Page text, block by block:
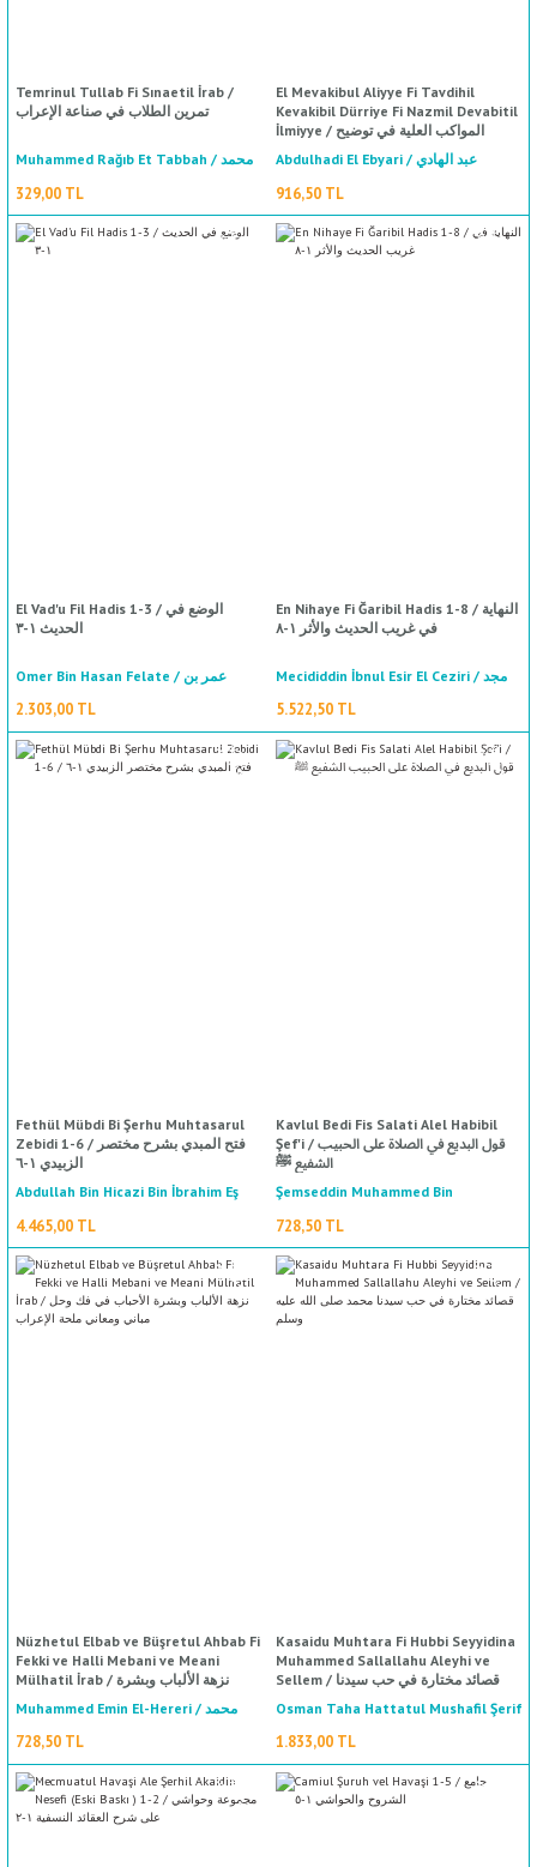
%50
indirim
Temrinul Tullab Fi Sınaetil İrab /
تمرين الطلاب في صناعة الإعراب
Muhammed Rağıb Et Tabbah / محمد
راغب الطباخ
329,00 TL
El Mevakibul Aliyye Fi Tavdihil
Kevakibil Dürriye Fi Nazmil Devabitil
İlmiyye / المواكب العلية في توضيح
الكواكب الدرية في نظم الضوابط العلمية
Abdulhadi El Ebyari / عبد الهادي
الأبياري
916,50 TL
%50
indirim
El Vad'u Fil Hadis 1-3 / الوضع في
الحديث ١-٣
Omer Bin Hasan Felate / عمر بن
حسن فلاته
2.303,00 TL
En Nihaye Fi Ğaribil Hadis 1-8 / النهاية
في غريب الحديث والأثر ١-٨
Mecididdin İbnul Esir El Ceziri / مجد
الدين ابن الأثير الجزري
5.522,50 TL
Fethül Mübdi Bi Şerhu Muhtasarul
Zebidi 1-6 / فتح المبدي بشرح مختصر
الزبيدي ١-٦
Abdullah Bin Hicazi Bin İbrahim Eş
Şarkavi / عبد الله بن حجازي بن إبراهيم
الشرقاوي
4.465,00 TL
Kavlul Bedi Fis Salati Alel Habibil
Şef'i / قول البديع في الصلاة على الحبيب
الشفيع ﷺ
Şemseddin Muhammed Bin
Abdurrahman Es Sehavi / شمس الدين
محمد بن عبد الرحمن السخاوي
728,50 TL
Nüzhetul Elbab ve Büşretul Ahbab Fi
Fekki ve Halli Mebani ve Meani
Mülhatil İrab / نزهة الألباب وبشرة
الإعراب
Muhammed Emin El-Hereri / محمد
الأمين الهرري
728,50 TL
Kasaidu Muhtara Fi Hubbi Seyyidina
Muhammed Sallallahu Aleyhi ve
Sellem / قصائد مختارة في حب سيدنا
Osman Taha Hattatul Mushafil Şerif
/ عثمان طه خطاط المصحف الشريف
1.833,00 TL